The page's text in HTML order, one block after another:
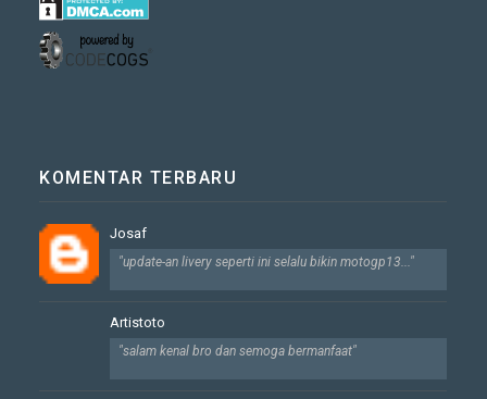
KOMENTAR TERBARU
Josaf
"update-an livery seperti ini selalu bikin motogp13..."
Artistoto
"salam kenal bro dan semoga bermanfaat"